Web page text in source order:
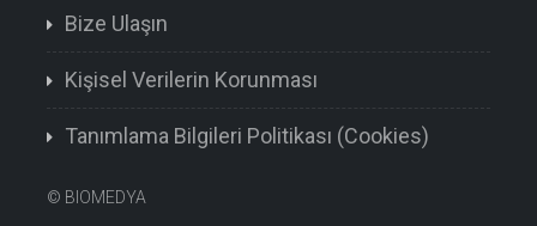
Bize Ulaşın
Kişisel Verilerin Korunması
Tanımlama Bilgileri Politikası (Cookies)
© BIOMEDYA